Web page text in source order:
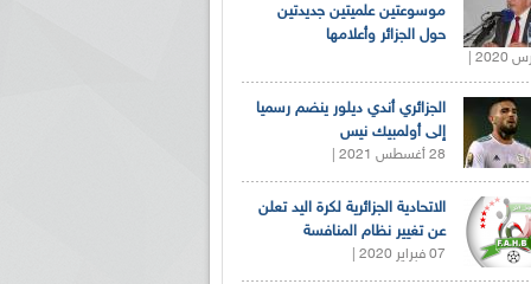
موسوعتين علميتين جديدتين
حول الجزائر وأعلامها
الجزائري أندي ديلور ينضم رسميا
إلى أولمبيك نيس
28 أغسطس 2021 |
الاتحادية الجزائرية لكرة اليد تعلن
عن تغيير نظام المنافسة
07 فبراير 2020 |